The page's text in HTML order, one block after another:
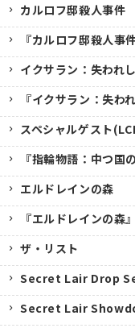
カルロフ邸殺人事件
『カルロフ邸殺人事
イクサラン：失われ
『イクサラン：失わ
スペシャルゲスト
『指輪物語：中つ国
エルドレインの森
『エルドレインの森
ザ・リスト
Secret Lair Drop
Secret Lair